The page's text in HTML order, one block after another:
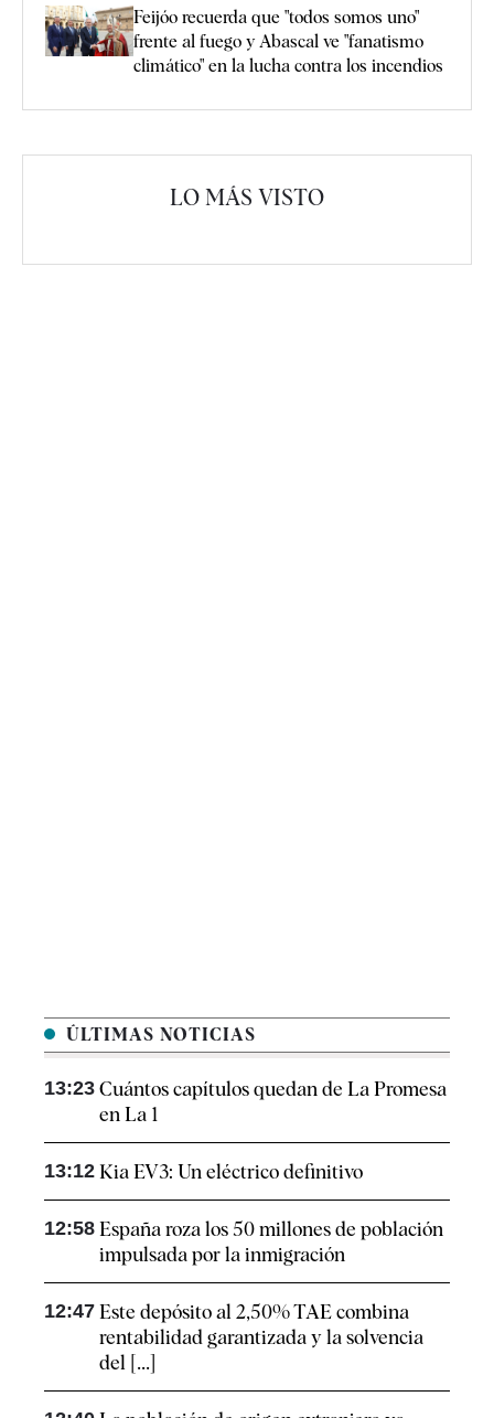
Feijóo recuerda que "todos somos uno"
frente al fuego y Abascal ve "fanatismo
climático" en la lucha contra los incendios
LO MÁS VISTO
ÚLTIMAS NOTICIAS
13:23 Cuántos capítulos quedan de La Promesa
en La 1
13:12 Kia EV3: Un eléctrico definitivo
12:58 España roza los 50 millones de población
impulsada por la inmigración
12:47 Este depósito al 2,50% TAE combina
rentabilidad garantizada y la solvencia
del [...]